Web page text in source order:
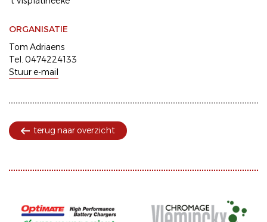
ORGANISATIE
Tom Adriaens
Tel. 0474224133
Stuur e-mail
terug naar overzicht